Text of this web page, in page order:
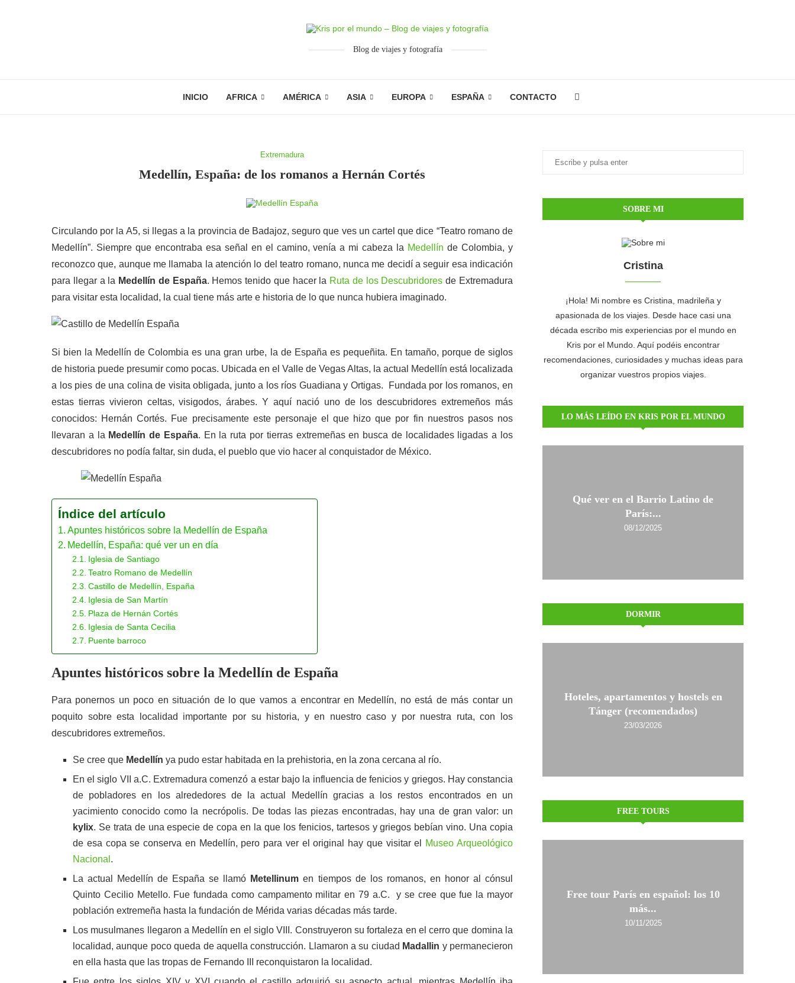
Blog de viajes y fotografía
INICIO AFRICA AMÉRICA ASIA EUROPA ESPAÑA CONTACTO
Extremadura
Medellín, España: de los romanos a Hernán Cortés
Circulando por la A5, si llegas a la provincia de Badajoz, seguro que ves un cartel que dice “Teatro romano de
Medellín”. Siempre que encontraba esa señal en el camino, venía a mi cabeza la Medellín de Colombia, y
reconozco que, aunque me llamaba la atención lo del teatro romano, nunca me decidí a seguir esa indicación
para llegar a la Medellín de España. Hemos tenido que hacer la Ruta de los Descubridores de Extremadura
para visitar esta localidad, la cual tiene más arte e historia de lo que nunca hubiera imaginado.
Si bien la Medellín de Colombia es una gran urbe, la de España es pequeñita. En tamaño, porque de siglos
de historia puede presumir como pocas. Ubicada en el Valle de Vegas Altas, la actual Medellín está localizada
a los pies de una colina de visita obligada, junto a los ríos Guadiana y Ortigas. Fundada por los romanos, en
estas tierras vivieron celtas, visigodos, árabes. Y aquí nació uno de los descubridores extremeños más
conocidos: Hernán Cortés. Fue precisamente este personaje el que hizo que por fin nuestros pasos nos
llevaran a la Medellín de España. En la ruta por tierras extremeñas en busca de localidades ligadas a los
descubridores no podía faltar, sin duda, el pueblo que vio hacer al conquistador de México.
Índice del artículo
Apuntes históricos sobre la Medellín de España
Medellín, España: qué ver un en día
Iglesia de Santiago
Teatro Romano de Medellín
Castillo de Medellín, España
Iglesia de San Martín
Plaza de Hernán Cortés
Iglesia de Santa Cecilia
Puente barroco
Apuntes históricos sobre la Medellín de España
Para ponernos un poco en situación de lo que vamos a encontrar en Medellín, no está de más contar un
poquito sobre esta localidad importante por su historia, y en nuestro caso y por nuestra ruta, con los
descubridores extremeños.
Se cree que Medellín ya pudo estar habitada en la prehistoria, en la zona cercana al río.
En el siglo VII a.C. Extremadura comenzó a estar bajo la influencia de fenicios y griegos. Hay constancia
de pobladores en los alrededores de la actual Medellín gracias a los restos encontrados en un
yacimiento conocido como la necrópolis. De todas las piezas encontradas, hay una de gran valor: un
kylix. Se trata de una especie de copa en la que los fenicios, tartesos y griegos bebían vino. Una copia
de esa copa se conserva en Medellín, pero para ver el original hay que visitar el
Museo Arqueológico
Nacional .
La actual Medellín de España se llamó Metellinum en tiempos de los romanos, en honor al cónsul
Quinto Cecilio Metello. Fue fundada como campamento militar en 79 a.C. y se cree que fue la mayor
población extremeña hasta la fundación de Mérida varias décadas más tarde.
Los musulmanes llegaron a Medellín en el siglo VIII. Construyeron su fortaleza en el cerro que domina la
localidad, aunque poco queda de aquella construcción. Llamaron a su ciudad Madallin y permanecieron
en ella hasta que las tropas de Fernando III reconquistaron la localidad.
SOBRE MI
Cristina
¡Hola! Mi nombre es Cristina, madrileña y
apasionada de los viajes. Desde hace casi una
década escribo mis experiencias por el mundo en
Kris por el Mundo. Aquí podéis encontrar
recomendaciones, curiosidades y muchas ideas para
organizar vuestros propios viajes.
LO MÁS LEÍDO EN KRIS POR EL MUNDO
Qué ver en el Barrio Latino de
París:...
08/12/2025
DORMIR
Hoteles, apartamentos y hostels en
Tánger (recomendados)
23/03/2026
FREE TOURS
Free tour París en español: los 10
más...
10/11/2025